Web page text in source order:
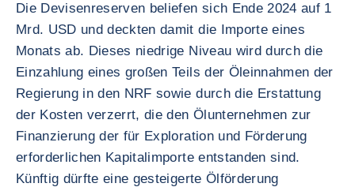
Die Devisenreserven beliefen sich Ende 2024 auf 1
Mrd. USD und deckten damit die Importe eines
Monats ab. Dieses niedrige Niveau wird durch die
Einzahlung eines großen Teils der Öleinnahmen der
Regierung in den NRF sowie durch die Erstattung
der Kosten verzerrt, die den Ölunternehmen zur
Finanzierung der für Exploration und Förderung
erforderlichen Kapitalimporte entstanden sind.
Künftig dürfte eine gesteigerte Ölförderung